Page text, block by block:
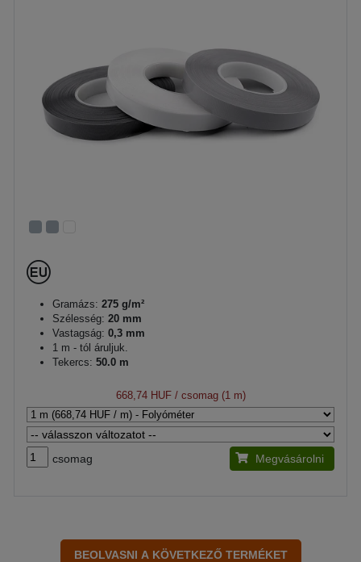
Gramázs: 275 g/m²
Szélesség: 20 mm
Vastagság: 0,3 mm
1 m - tól áruljuk.
Tekercs: 50.0 m
668,74 HUF/ csomag (1 m)
csomag Megvásárolni